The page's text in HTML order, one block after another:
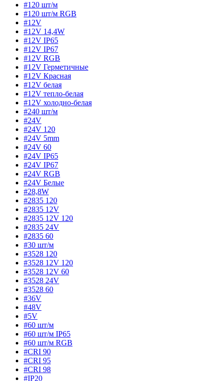
#120 шт/м
#120 шт/м RGB
#12V
#12V 14,4W
#12V IP65
#12V IP67
#12V RGB
#12V Герметичные
#12V Красная
#12V белая
#12V тепло-белая
#12V холодно-белая
#240 шт/м
#24V
#24V 120
#24V 5mm
#24V 60
#24V IP65
#24V IP67
#24V RGB
#24V Белые
#28,8W
#2835 120
#2835 12V
#2835 12V 120
#2835 24V
#2835 60
#30 шт/м
#3528 120
#3528 12V 120
#3528 12V 60
#3528 24V
#3528 60
#36V
#48V
#5V
#60 шт/м
#60 шт/м IP65
#60 шт/м RGB
#CRI 90
#CRI 95
#CRI 98
#IP20